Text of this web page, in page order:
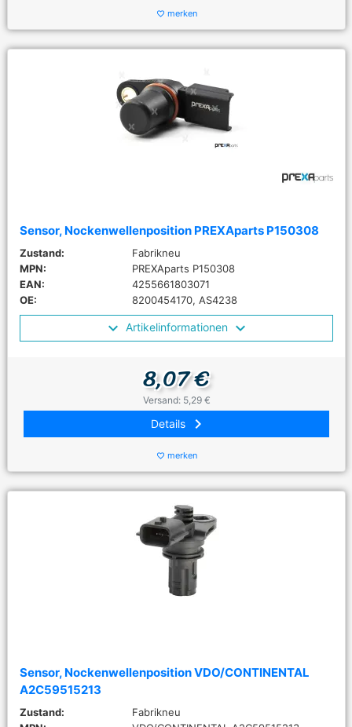
favorite_border merken
Sensor, Nockenwellenposition PREXAparts P150308
Zustand:
Fabrikneu
MPN:
PREXAparts P150308
EAN:
4255661803071
OE:
8200454170, AS4238
Artikelinformationen
8,07 €
Versand: 5,29 €
Details keyboard_arrow_right
favorite_border merken
Sensor, Nockenwellenposition VDO/CONTINENTAL
A2C59515213
Zustand:
Fabrikneu